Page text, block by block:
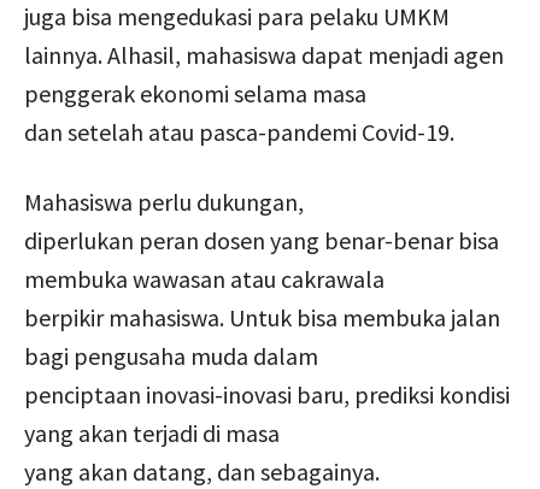
juga bisa mengedukasi para pelaku UMKM
lainnya. Alhasil, mahasiswa dapat menjadi agen
penggerak ekonomi selama masa
dan setelah atau pasca-pandemi Covid-19.
Mahasiswa perlu dukungan,
diperlukan peran dosen yang benar-benar bisa
membuka wawasan atau cakrawala
berpikir mahasiswa. Untuk bisa membuka jalan
bagi pengusaha muda dalam
penciptaan inovasi-inovasi baru, prediksi kondisi
yang akan terjadi di masa
yang akan datang, dan sebagainya.